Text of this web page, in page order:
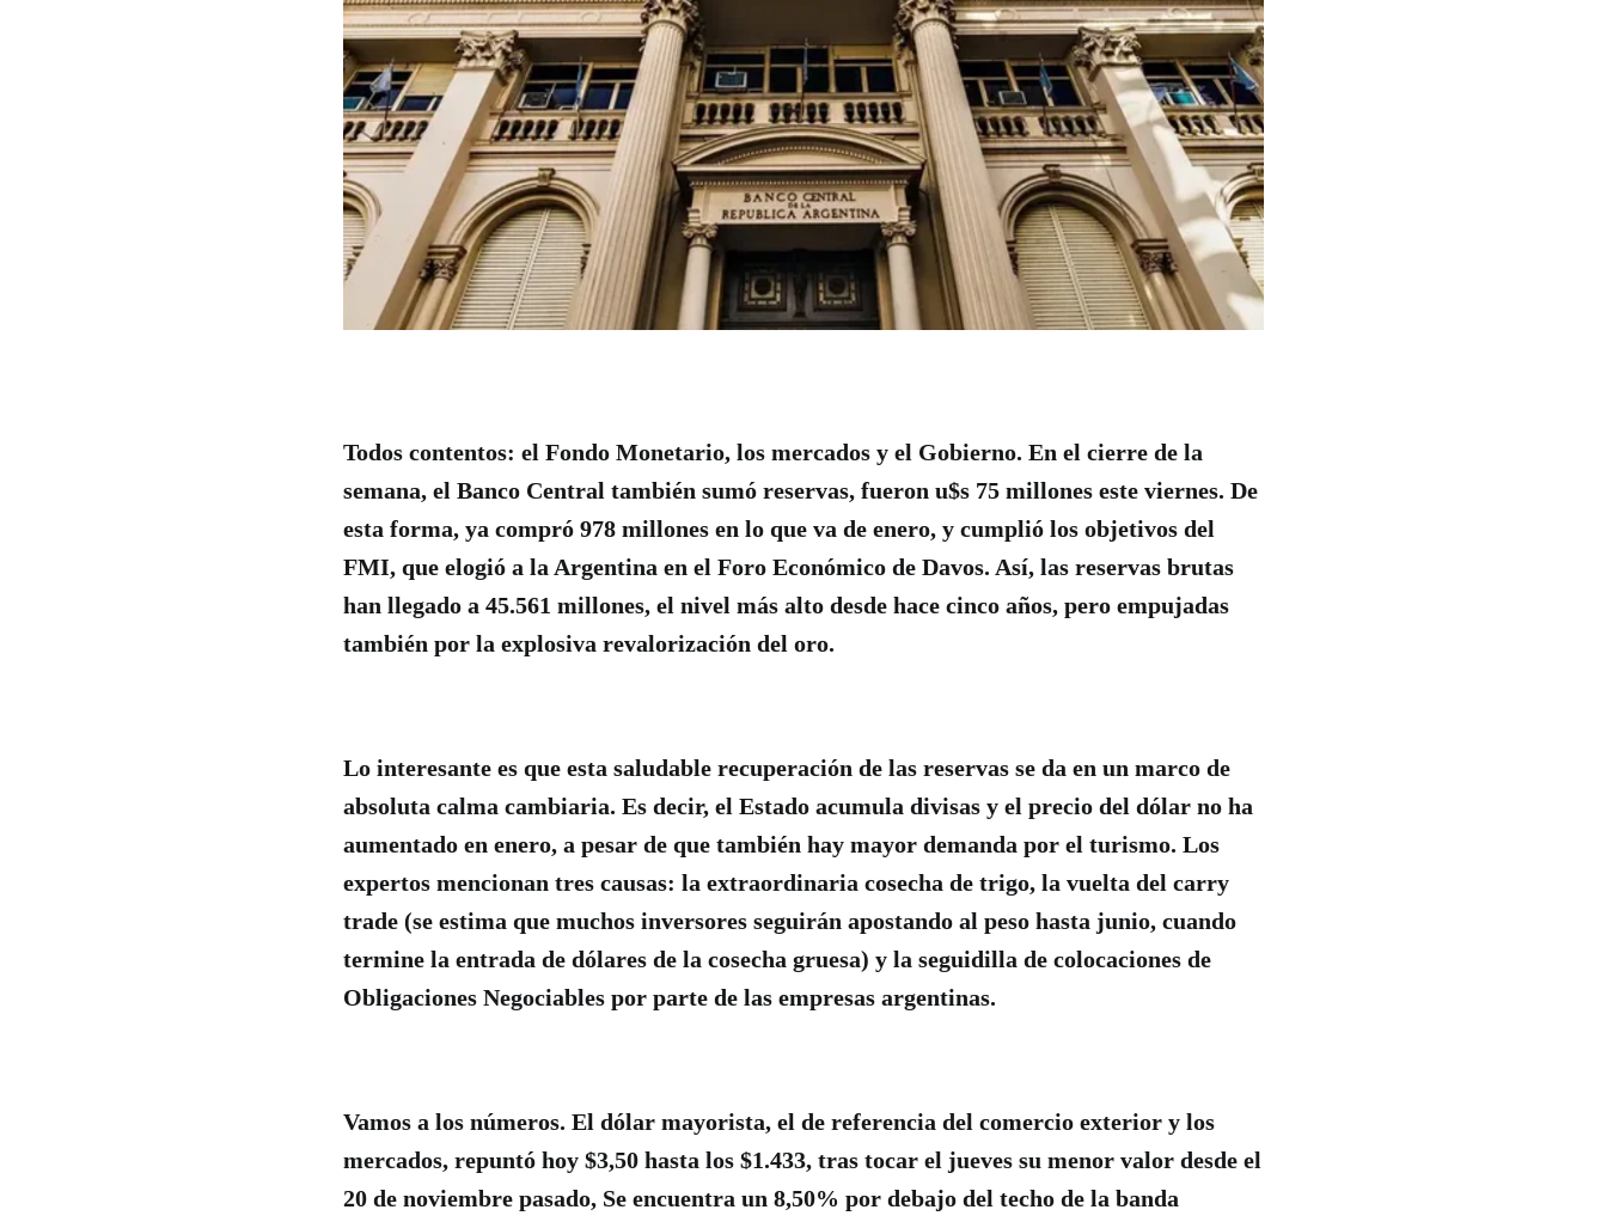
Todos contentos: el Fondo Monetario, los mercados y el Gobierno. En el cierre de la
semana, el Banco Central también sumó reservas, fueron u$s 75 millones este viernes. De
esta forma, ya compró 978 millones en lo que va de enero, y cumplió los objetivos del
FMI, que elogió a la Argentina en el Foro Económico de Davos. Así, las reservas brutas
han llegado a 45.561 millones, el nivel más alto desde hace cinco años, pero empujadas
también por la explosiva revalorización del oro.
Lo interesante es que esta saludable recuperación de las reservas se da en un marco de
absoluta calma cambiaria. Es decir, el Estado acumula divisas y el precio del dólar no ha
aumentado en enero, a pesar de que también hay mayor demanda por el turismo. Los
expertos mencionan tres causas: la extraordinaria cosecha de trigo, la vuelta del carry
trade (se estima que muchos inversores seguirán apostando al peso hasta junio, cuando
termine la entrada de dólares de la cosecha gruesa) y la seguidilla de colocaciones de
Obligaciones Negociables por parte de las empresas argentinas.
Vamos a los números. El dólar mayorista, el de referencia del comercio exterior y los
mercados, repuntó hoy $3,50 hasta los $1.433, tras tocar el jueves su menor valor desde el
20 de noviembre pasado, Se encuentra un 8,50% por debajo del techo de la banda